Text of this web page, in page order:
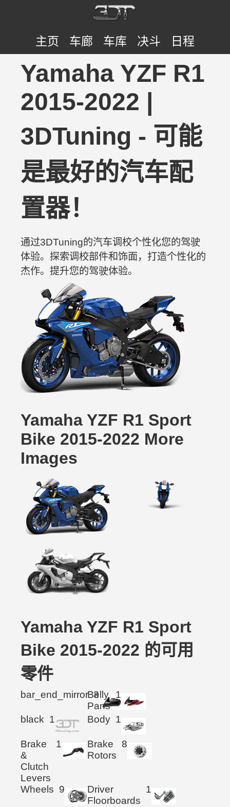
主页 车廊 车库 决斗 日程
Yamaha YZF R1
2015-2022 |
3DTuning - 可能
是最好的汽车配
置器！
通过3DTuning的汽车调校个性化您的驾驶
体验。探索调校部件和饰面，打造个性化的
杰作。提升您的驾驶体验。
Yamaha YZF R1 Sport
Bike 2015-2022 More
Images
Yamaha YZF R1 Sport
Bike 2015-2022 的可用
零件
bar_end_mirror 3
Belly
Pans
1
black 1 Body 1
Brake
&
Clutch
Levers
1
Brake
Rotors
8
Wheels 9
Driver
Floorboards
1